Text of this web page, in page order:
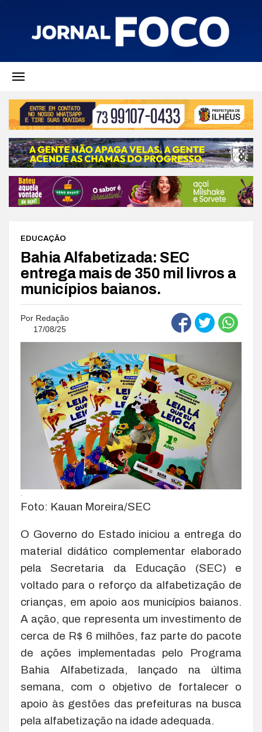
EDUCAÇÃO
Bahia Alfabetizada: SEC
entrega mais de 350 mil livros a
municípios baianos.
Por Redação
17/08/25
Foto: Kauan Moreira/SEC
O Governo do Estado iniciou a entrega do
material didático complementar elaborado
pela Secretaria da Educação (SEC) e
voltado para o reforço da alfabetização de
crianças, em apoio aos municípios baianos.
A ação, que representa um investimento de
cerca de R$ 6 milhões, faz parte do pacote
de ações implementadas pelo Programa
Bahia Alfabetizada, lançado na última
semana, com o objetivo de fortalecer o
apoio às gestões das prefeituras na busca
pela alfabetização na idade adequada.